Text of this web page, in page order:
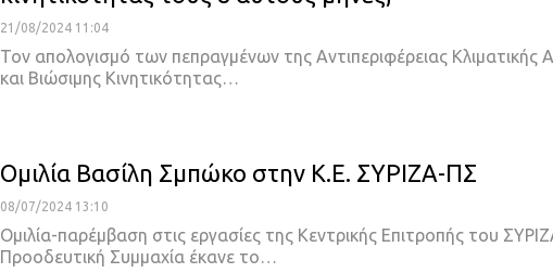
21/08/2024 11:04
Τον απολογισμό των πεπραγμένων της Αντιπεριφέρειας Κλιματικής
και Βιώσιμης Κινητικότητας…
Ομιλία Βασίλη Σμπώκο στην Κ.Ε. ΣΥΡΙΖΑ-ΠΣ
08/07/2024 13:10
Ομιλία-παρέμβαση στις εργασίες της Κεντρικής Επιτροπής του
Προοδευτική Συμμαχία έκανε το…